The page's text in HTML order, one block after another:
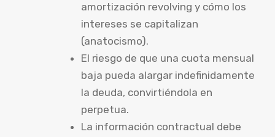
amortización revolving y cómo los
intereses se capitalizan
(anatocismo).
El riesgo de que una cuota mensual
baja pueda alargar indefinidamente
la deuda, convirtiéndola en
perpetua.
La información contractual debe